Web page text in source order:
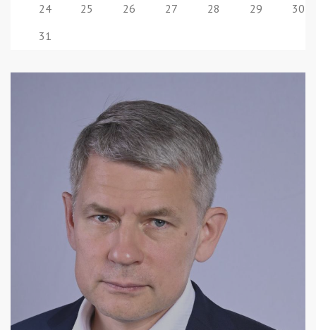
24
25 26 27 28 29
30
31